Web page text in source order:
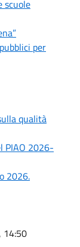
scuole
per
qualità
PIAO 2026-
2026.
14:50